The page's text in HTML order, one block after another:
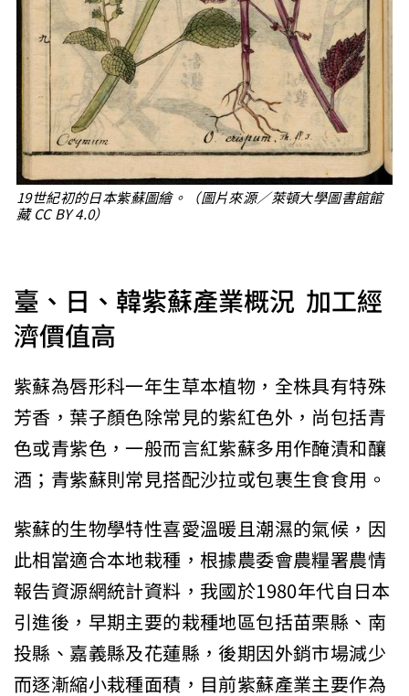
19世紀初的日本紫蘇圖繪。（圖片來源／萊頓大學圖書館館
藏 CC BY 4.0）
臺、日、韓紫蘇產業概況 加工經
濟價值高
紫蘇為唇形科一年生草本植物，全株具有特殊
芳香，葉子顏色除常見的紫紅色外，尚包括青
色或青紫色，一般而言紅紫蘇多用作醃漬和釀
酒；青紫蘇則常見搭配沙拉或包裹生食食用。
紫蘇的生物學特性喜愛溫暖且潮濕的氣候，因
此相當適合本地栽種，根據農委會農糧署農情
報告資源網統計資料，我國於1980年代自日本
引進後，早期主要的栽種地區包括苗栗縣、南
投縣、嘉義縣及花蓮縣，後期因外銷市場減少
而逐漸縮小栽種面積，目前紫蘇產業主要作為